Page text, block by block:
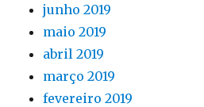
junho 2019
maio 2019
abril 2019
março 2019
fevereiro 2019